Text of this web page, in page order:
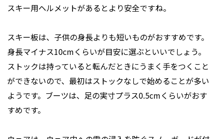
スキー用ヘルメットがあるとより安全ですね。
スキー板は、子供の身長よりも短いものがおすすめです。
身長マイナス10cmくらいが目安に選ぶといいでしょう。
ストックは持っていると転んだときにうまく手をつくこと
ができないので、最初はストックなしで始めることが多い
ようです。ブーツは、足の実寸プラス0.5cmくらいがおす
すめです。